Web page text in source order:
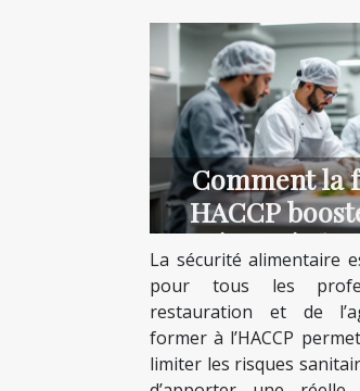
Comment la
HACCP
sécurité
La sécurité alimentaire
pour tous les
restauration et de
former à l’HACCP
limiter les risques